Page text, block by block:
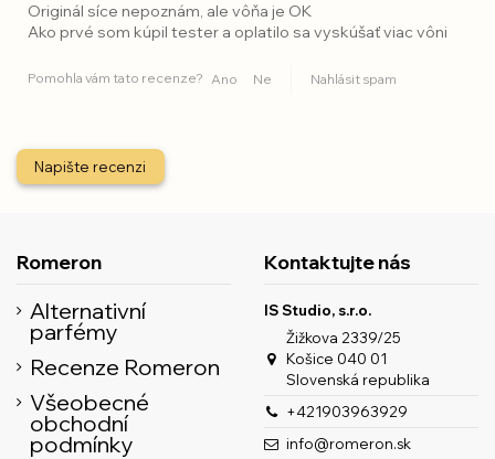
Originál síce nepoznám, ale vôňa je OK
Ako prvé som kúpil tester a oplatilo sa vyskúšať viac vôni
Pomohla vám tato recenze? Ano Ne Nahlásit spam
Napište recenzi
Romeron
Alternativní
parfémy
Recenze Romeron
Všeobecné
obchodní
podmínky
Kontaktujte nás
IS Studio, s.r.o.
Žižkova 2339/25
Košice 040 01
Slovenská republika
+421903963929
info@romeron.sk